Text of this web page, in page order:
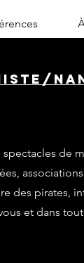
de
des pirates,
et dans